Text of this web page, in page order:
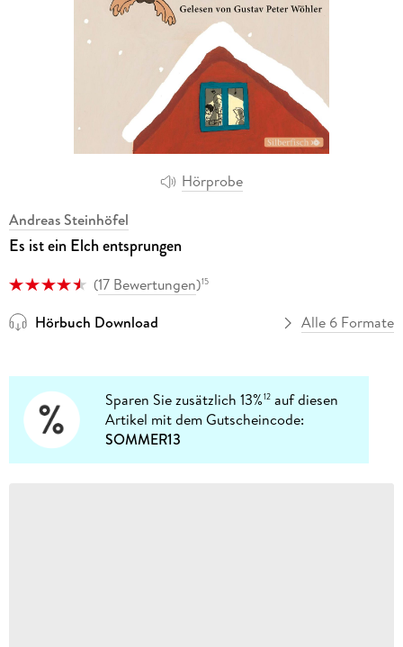
Hörprobe
Andreas Steinhöfel
Es ist ein Elch entsprungen
(17 Bewertungen)15
Hörbuch Download Alle 6 Formate
Sparen Sie zusätzlich 13%12 auf diesen
Artikel mit dem Gutscheincode:
SOMMER13